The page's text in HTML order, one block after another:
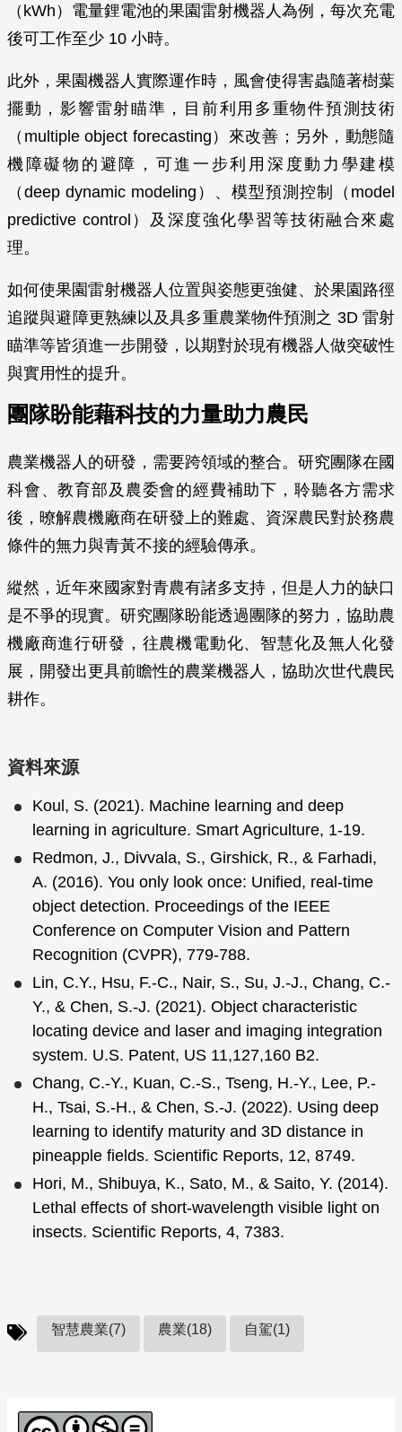
（kWh）電量鋰電池的果園雷射機器人為例，每次充電
後可工作至少 10 小時。
此外，果園機器人實際運作時，風會使得害蟲隨著樹葉
擺動，影響雷射瞄準，目前利用多重物件預測技術
（multiple object forecasting）來改善；另外，動態隨
機障礙物的避障，可進一步利用深度動力學建模
（deep dynamic modeling）、模型預測控制（model
predictive control）及深度強化學習等技術融合來處
理。
如何使果園雷射機器人位置與姿態更強健、於果園路徑
追蹤與避障更熟練以及具多重農業物件預測之 3D 雷射
瞄準等皆須進一步開發，以期對於現有機器人做突破性
與實用性的提升。
團隊盼能藉科技的力量助力農民
農業機器人的研發，需要跨領域的整合。研究團隊在國
科會、教育部及農委會的經費補助下，聆聽各方需求
後，暸解農機廠商在研發上的難處、資深農民對於務農
條件的無力與青黃不接的經驗傳承。
縱然，近年來國家對青農有諸多支持，但是人力的缺口
是不爭的現實。研究團隊盼能透過團隊的努力，協助農
機廠商進行研發，往農機電動化、智慧化及無人化發
展，開發出更具前瞻性的農業機器人，協助次世代農民
耕作。
資料來源
Koul, S. (2021). Machine learning and deep
learning in agriculture. Smart Agriculture, 1-19.
Redmon, J., Divvala, S., Girshick, R., & Farhadi,
A. (2016). You only look once: Unified, real-time
object detection. Proceedings of the IEEE
Conference on Computer Vision and Pattern
Recognition (CVPR), 779-788.
Lin, C.Y., Hsu, F.-C., Nair, S., Su, J.-J., Chang, C.-
Y., & Chen, S.-J. (2021). Object characteristic
locating device and laser and imaging integration
system. U.S. Patent, US 11,127,160 B2.
Chang, C.-Y., Kuan, C.-S., Tseng, H.-Y., Lee, P.-
H., Tsai, S.-H., & Chen, S.-J. (2022). Using deep
learning to identify maturity and 3D distance in
pineapple fields. Scientific Reports, 12, 8749.
Hori, M., Shibuya, K., Sato, M., & Saito, Y. (2014).
Lethal effects of short-wavelength visible light on
insects. Scientific Reports, 4, 7383.
智慧農業(7) 農業(18) 自駕(1)